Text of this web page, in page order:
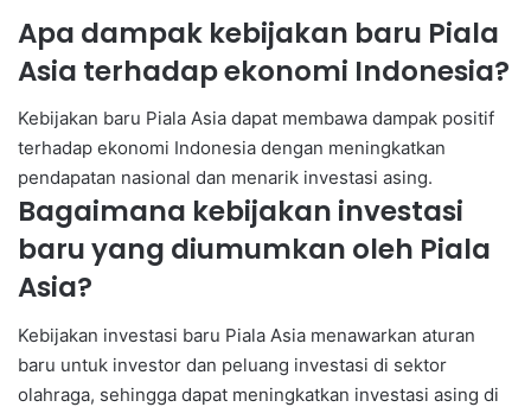
Apa dampak kebijakan baru Piala
Asia terhadap ekonomi Indonesia?
Kebijakan baru Piala Asia dapat membawa dampak positif
terhadap ekonomi Indonesia dengan meningkatkan
pendapatan nasional dan menarik investasi asing.
Bagaimana kebijakan investasi
baru yang diumumkan oleh Piala
Asia?
Kebijakan investasi baru Piala Asia menawarkan aturan
baru untuk investor dan peluang investasi di sektor
olahraga, sehingga dapat meningkatkan investasi asing di